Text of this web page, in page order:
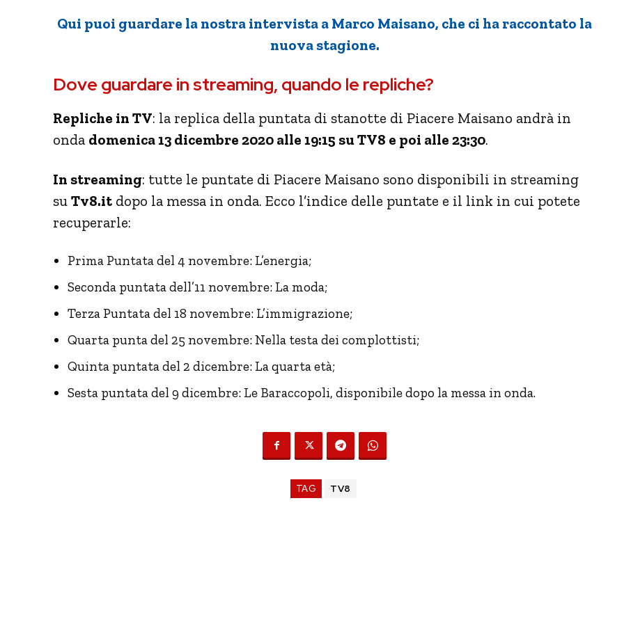
Qui puoi guardare la nostra intervista a Marco Maisano, che ci ha raccontato la
nuova stagione.
Dove guardare in streaming, quando le repliche?
Repliche in TV: la replica della puntata di stanotte di Piacere Maisano andrà in
onda domenica 13 dicembre 2020 alle 19:15 su TV8 e poi alle 23:30.
In streaming: tutte le puntate di Piacere Maisano sono disponibili in streaming
su Tv8.it dopo la messa in onda. Ecco l’indice delle puntate e il link in cui potete
recuperarle:
Prima Puntata del 4 novembre: L’energia;
Seconda puntata dell’11 novembre: La moda;
Terza Puntata del 18 novembre: L’immigrazione;
Quarta punta del 25 novembre: Nella testa dei complottisti;
Quinta puntata del 2 dicembre: La quarta età;
Sesta puntata del 9 dicembre: Le Baraccopoli, disponibile dopo la messa in onda.
TAG TV8